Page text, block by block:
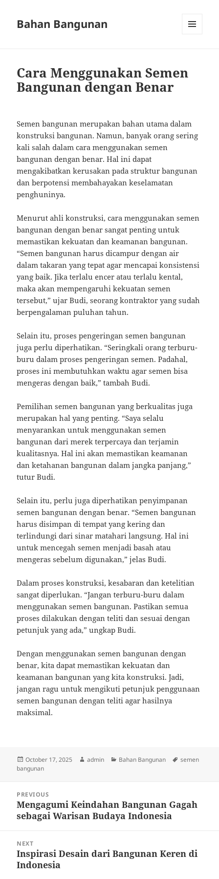
Bahan Bangunan
Cara Menggunakan Semen
Bangunan dengan Benar
Semen bangunan merupakan bahan utama dalam
konstruksi bangunan. Namun, banyak orang sering
kali salah dalam cara menggunakan semen
bangunan dengan benar. Hal ini dapat
mengakibatkan kerusakan pada struktur bangunan
dan berpotensi membahayakan keselamatan
penghuninya.
Menurut ahli konstruksi, cara menggunakan semen
bangunan dengan benar sangat penting untuk
memastikan kekuatan dan keamanan bangunan.
“Semen bangunan harus dicampur dengan air
dalam takaran yang tepat agar mencapai konsistensi
yang baik. Jika terlalu encer atau terlalu kental,
maka akan mempengaruhi kekuatan semen
tersebut,” ujar Budi, seorang kontraktor yang sudah
berpengalaman puluhan tahun.
Selain itu, proses pengeringan semen bangunan
juga perlu diperhatikan. “Seringkali orang terburu-
buru dalam proses pengeringan semen. Padahal,
proses ini membutuhkan waktu agar semen bisa
mengeras dengan baik,” tambah Budi.
Pemilihan semen bangunan yang berkualitas juga
merupakan hal yang penting. “Saya selalu
menyarankan untuk menggunakan semen
bangunan dari merek terpercaya dan terjamin
kualitasnya. Hal ini akan memastikan keamanan
dan ketahanan bangunan dalam jangka panjang,”
tutur Budi.
Selain itu, perlu juga diperhatikan penyimpanan
semen bangunan dengan benar. “Semen bangunan
harus disimpan di tempat yang kering dan
terlindungi dari sinar matahari langsung. Hal ini
untuk mencegah semen menjadi basah atau
mengeras sebelum digunakan,” jelas Budi.
Dalam proses konstruksi, kesabaran dan ketelitian
sangat diperlukan. “Jangan terburu-buru dalam
menggunakan semen bangunan. Pastikan semua
proses dilakukan dengan teliti dan sesuai dengan
petunjuk yang ada,” ungkap Budi.
Dengan menggunakan semen bangunan dengan
benar, kita dapat memastikan kekuatan dan
keamanan bangunan yang kita konstruksi. Jadi,
jangan ragu untuk mengikuti petunjuk penggunaan
semen bangunan dengan teliti agar hasilnya
maksimal.
Posted
on
October 17, 2025 Author
admin Categories
Bahan Bangunan Tags
semen
bangunan
navigation
PREVIOUS
Previous
post:
Mengagumi Keindahan Bangunan Gagah
sebagai Warisan Budaya Indonesia
NEXT
Next
post:
Inspirasi Desain dari Bangunan Keren di
Indonesia